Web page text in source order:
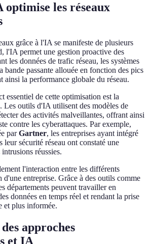
les réseaux
grâce à l'IA se manifeste de plusieurs
l'IA permet une gestion proactive des
les données de trafic réseau, les systèmes
bande passante allouée en fonction des pics
ainsi la performance globale du réseau.
essentiel de cette optimisation est la
Les outils d'IA utilisent des modèles de
des activités malveillantes, offrant ainsi
contre les cyberattaques. Par exemple,
parGartner, les entreprises ayant intégré
leur sécurité réseau ont constaté une
réussies.
l'interaction entre les différents
d'une entreprise. Grâce à des outils comme
départements peuvent travailler en
données en temps réel et rendant la prise
et plus informée.
approches
et IA